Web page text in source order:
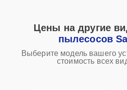
Цены на другие
пылесосов
Выберите модель вашего
стоимость всех